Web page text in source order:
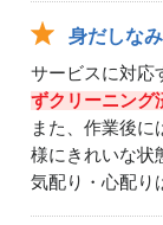
身だしなみ
サービスに対応
ずクリーニング
また、作業後に
様にきれいな状
気配り・心配り